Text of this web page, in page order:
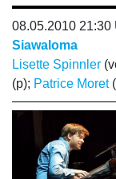
08.05.2010 21:30
Siawaloma
Lisette Spinnler
(p); Patrice Moret